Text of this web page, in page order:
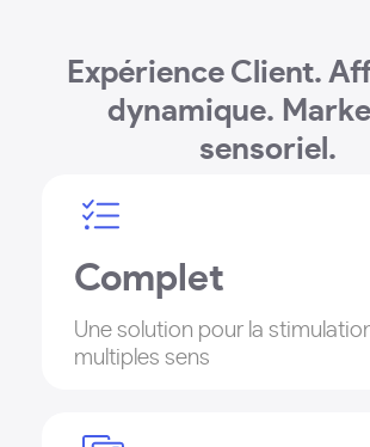
Expérience Client.
dynamique.
sensoriel.
Complet
Une solution pour la
multiples sens